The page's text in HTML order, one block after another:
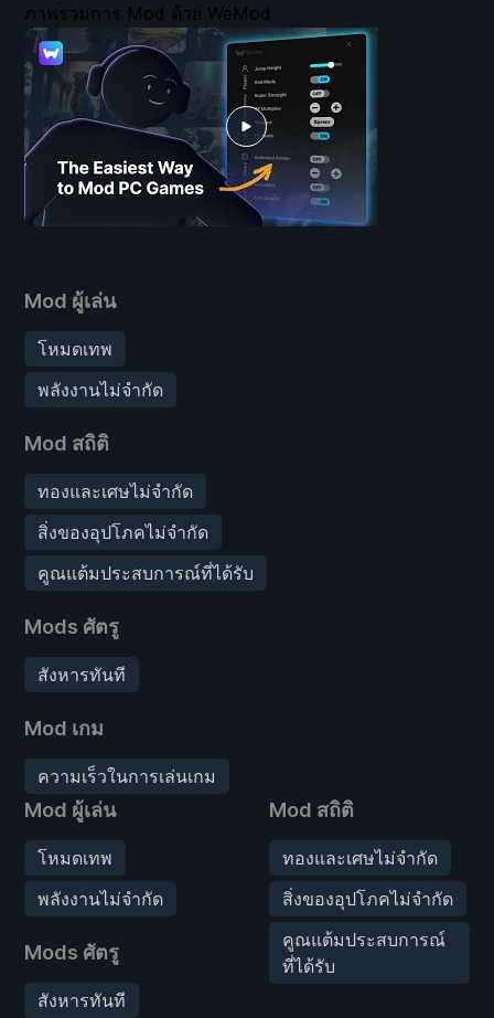
Mod ผู้เล่น
โหมดเทพ
พลังงานไม่จำกัด
Mod สถิติ
ทองและเศษไม่จำกัด
สิ่งของอุปโภคไม่จำกัด
คูณแต้มประสบการณ์ที่ได้รับ
Mods ศัตรู
สังหารทันที
Mod เกม
ความเร็วในการเล่นเกม
Mod ผู้เล่น
โหมดเทพ
พลังงานไม่จำกัด
Mods ศัตรู
สังหารทันที
Mod สถิติ
ทองและเศษไม่จำกัด
สิ่งของอุปโภคไม่จำกัด
คูณแต้มประสบการณ์
ที่ได้รับ
ภาพรวมการ Mod ด้วย WeMod